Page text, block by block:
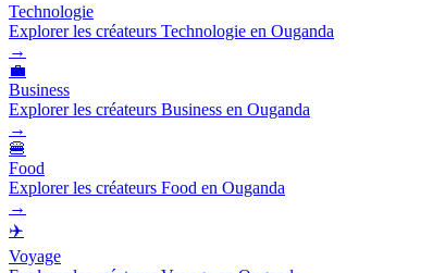
Technologie
Explorer les créateurs Technologie en Ouganda
→
💼
Business
Explorer les créateurs Business en Ouganda
→
🍔
Food
Explorer les créateurs Food en Ouganda
→
✈️
Voyage